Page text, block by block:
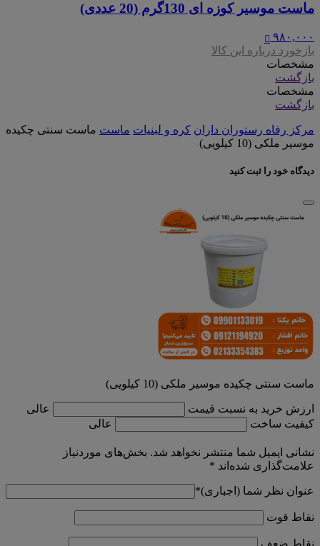
ماست موسیر کوزه ای 130گرم (20 عددی)
۹۸۰,۰۰۰
بازخورد درباره این کالا
مشخصات
بازگشت
مشخصات
بازگشت
مرکز رفاه رستوران داران کره و لبنیات ماست ماست سنتی چکیده
موسیر ملکی (10 کیلویی)
دیدگاه خود را ثبت کنید
ماست سنتی چکیده موسیر ملکی (10 کیلویی)
ارزش خرید به نسبت قیمت
عالی
کیفیت ساخت
عالی
نشانی ایمیل شما منتشر نخواهد شد. بخش‌های موردنیاز
علامت‌گذاری شده‌اند *
عنوان نظر شما (اجباری)*
نقاط قوت
نقاط ضعف